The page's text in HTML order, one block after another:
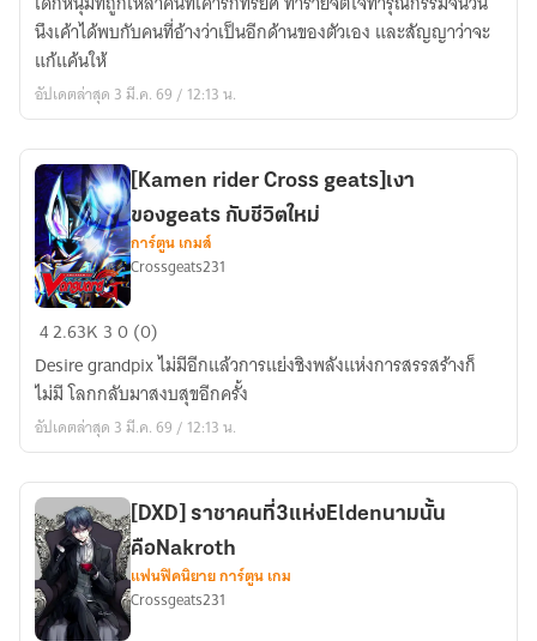
ที่2
เชิญ
เกลียด
ผม
ตาม
พวก
คุณ
ต้องการ
เพราะ
ผม
ไม่
แคร์
นึงเค้าได้พบกับคนที่อ้างว่าเป็นอีกด้านของตัวเอง และสัญญาว่าจะ
แก้แค้นให้
อัปเดตล่าสุด 3 มี.ค. 69 / 12:13 น.
[Kamen
Cross
geats]เงา
ของgeats
ชีวิต
ใหม่
[Kamen rider Cross geats]เงา
ของgeats กับชีวิตใหม่
การ์ตูน เกมส์
Crossgeats231
42.63K 30 (0)
Desire grandpix ไม่มีอีกแล้วการแย่งชิงพลังแห่งการสรรสร้างก็
ไม่มี โลกกลับมาสงบสุขอีกครั้ง
อัปเดตล่าสุด 3 มี.ค. 69 / 12:13 น.
[DXD] ราชาคนที่3แห่งEldenนามนั้น
คือNakroth
แฟนฟิคนิยาย การ์ตูน เกม
Crossgeats231